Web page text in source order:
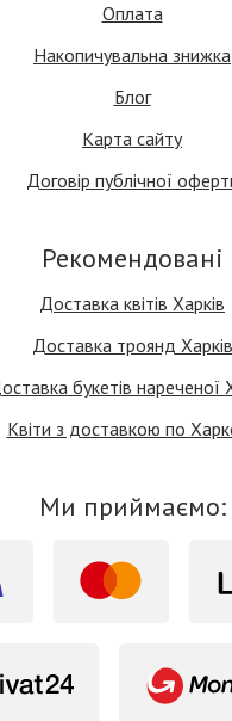
Оплата
Накопичувальна знижка
Блог
Карта сайту
Договір публічної
Рекомендовані
Доставка квітів Харків
Доставка троянд Харків
букетів нареченої
Квіти з доставкою по
Ми приймаємо: